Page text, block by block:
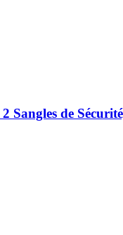
Sangles de